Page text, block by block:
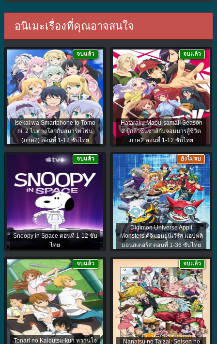
อนิเมะเรื่องที่คุณอาจสนใจ
Isekai wa Smartphone to Tomo
ni. 2 ไปต่างโลกกับสมาร์ทโฟน
(ภาค2) ตอนที่ 1-12 ซับไทย
จบแล้ว
Hataraku Maou-sama!! Season
2 ผู้กล้าซึนซ่าส์กับจอมมารสู้ชีวิต
ภาค2 ตอนที่ 1-12 ซับไทย
จบแล้ว
Snoopy in Space ตอนที่ 1-12 ซับ
ไทย
จบแล้ว
Digimon Universe Appli
Monsters ดิจิมอนยูนิเวิร์ส แอปพลิ
มอนสเตอร์ส ตอนที่ 1-36 ซับไทย
ยังไม่จบ
Tonari no Kaibutsu-kun หวานใจ
จบแล้ว
Nanatsu no Taizai: Seisen no
จบแล้ว